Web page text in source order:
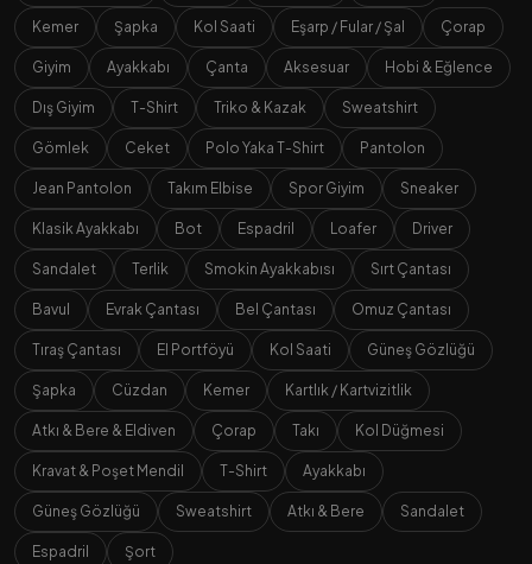
Kemer Şapka Kol Saati Eşarp / Fular / Şal Çorap
Giyim Ayakkabı Çanta Aksesuar Hobi & Eğlence
Dış Giyim T-Shirt Triko & Kazak Sweatshirt
Gömlek Ceket Polo Yaka T-Shirt Pantolon
Jean Pantolon Takım Elbise Spor Giyim Sneaker
Klasik Ayakkabı Bot Espadril Loafer Driver
Sandalet Terlik Smokin Ayakkabısı Sırt Çantası
Bavul Evrak Çantası Bel Çantası Omuz Çantası
Tıraş Çantası El Portföyü Kol Saati Güneş Gözlüğü
Şapka Cüzdan Kemer Kartlık / Kartvizitlik
Atkı & Bere & Eldiven Çorap Takı Kol Düğmesi
Kravat & Poşet Mendil T-Shirt Ayakkabı
Güneş Gözlüğü Sweatshirt Atkı & Bere Sandalet
Espadril Şort